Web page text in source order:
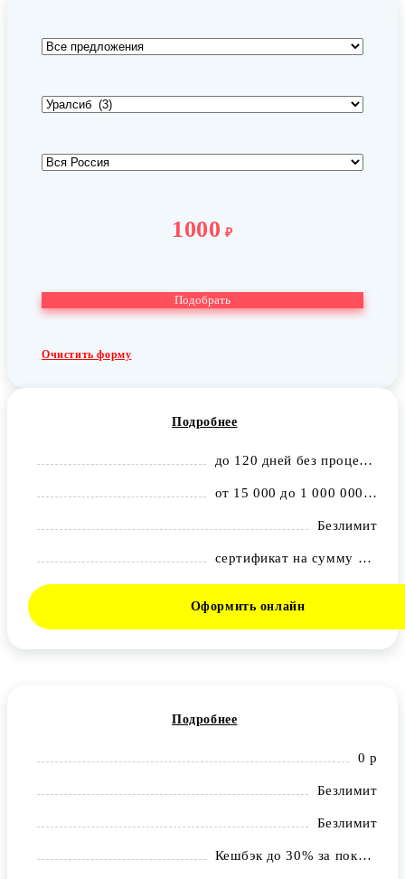
1000 ₽
Очистить форму
Подробнее
до 120 дней без процентов
от 15 000 до 1 000 000 рублей
Безлимит
сертификат на сумму 1 500 ₽ на покупки в OZON
Оформить онлайн
Подробнее
0 р
Безлимит
Безлимит
Кешбэк до 30% за покупки у партнеров банка.